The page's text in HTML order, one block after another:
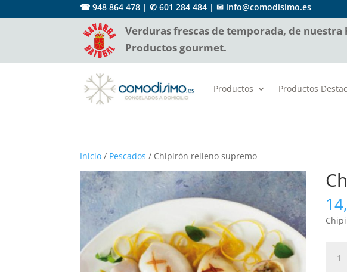
☎ 948 864 478 | ✆ 601 284 484 |✉ info@comodisimo.es
Verduras frescas de temporada, de
Productos gourmet.
Productos Productos
Inicio / Pescados / Chipirón relleno supremo
relleno